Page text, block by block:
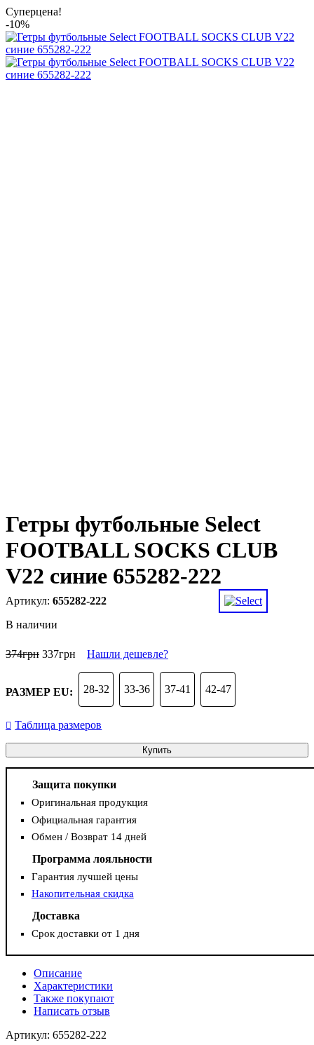
Суперцена!
-10%
Гетры футбольные Select
FOOTBALL SOCKS CLUB
V22 синие 655282-222
655282-222
В наличии
374грн 337грн Нашли дешевле?
РАЗМЕР EU: 28-32 33-36 37-41 42-47
Таблица размеров
Купить
Защита покупки
Оригинальная продукция
Официальная гарантия
Обмен / Возврат 14 дней
Программа лояльности
Гарантия лучшей цены
Накопительная скидка
Доставка
Срок доставки от 1 дня
Описание
Характеристики
Также покупают
Написать отзыв
Артикул: 655282-222